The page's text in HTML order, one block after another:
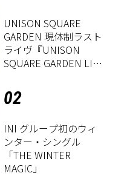
UNISON SQUARE
GARDEN 現体制ラスト
ライヴ『UNISON
SQUARE GARDEN LIVE
Period」』レポート
02
INI グループ初のウィ
ンター・シングル
「THE WINTER
MAGIC」